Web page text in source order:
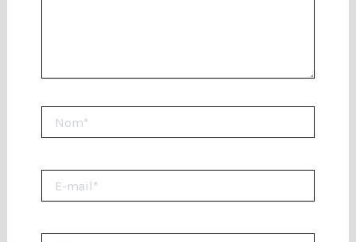
mail*